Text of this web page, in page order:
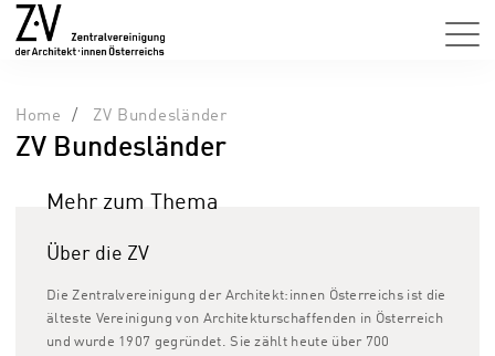
Home ZV Bundesländer
ZV Bundesländer
Mehr zum Thema
Über die ZV
Die Zentralvereinigung der Architekt:innen Österreichs ist die
älteste Vereinigung von Architekturschaffenden in Österreich
und wurde 1907 gegründet. Sie zählt heute über 700